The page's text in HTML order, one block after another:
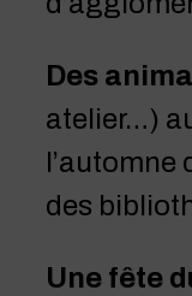
Des
atelier…)
des
Une fête